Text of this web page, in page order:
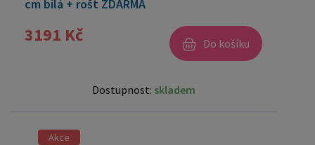
cm bílá + rošt ZDARMA
3191 Kč Do košíku
Dostupnost: skladem
Akce